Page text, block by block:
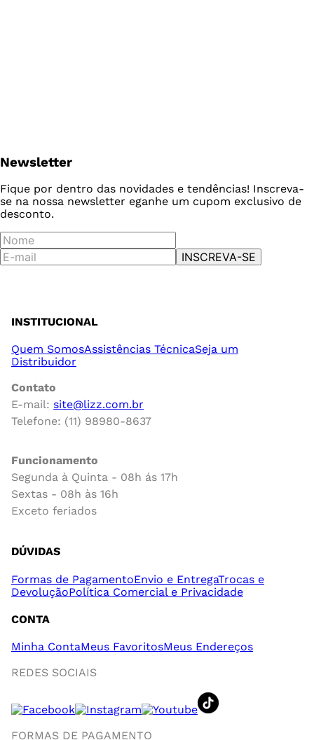
Newsletter
Fique por dentro das novidades e tendências! Inscreva-
se na nossa newsletter eganhe um cupom exclusivo de
desconto.
INSCREVA-SE
INSTITUCIONAL
Quem SomosAssistências TécnicaSeja um
Distribuidor
Contato
E-mail: site@lizz.com.br
Telefone: (11) 98980-8637
Funcionamento
Segunda à Quinta - 08h ás 17h
Sextas - 08h às 16h
Exceto feriados
DÚVIDAS
Formas de PagamentoEnvio e EntregaTrocas e
DevoluçãoPolítica Comercial e Privacidade
CONTA
Minha ContaMeus FavoritosMeus Endereços
REDES SOCIAIS
FORMAS DE PAGAMENTO